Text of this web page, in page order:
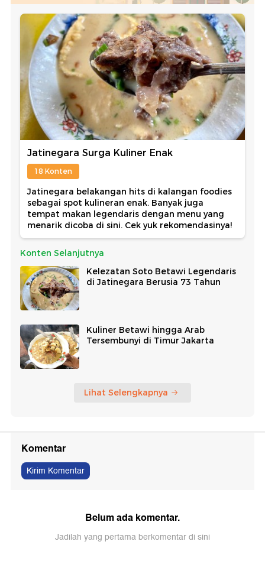
Jatinegara Surga Kuliner Enak
18 Konten
Jatinegara belakangan hits di kalangan foodies
sebagai spot kulineran enak. Banyak juga
tempat makan legendaris dengan menu yang
menarik dicoba di sini. Cek yuk rekomendasinya!
Konten Selanjutnya
Kelezatan Soto Betawi Legendaris
di Jatinegara Berusia 73 Tahun
Kuliner Betawi hingga Arab
Tersembunyi di Timur Jakarta
Lihat Selengkapnya
Komentar
Kirim Komentar
Belum ada komentar.
Jadilah yang pertama berkomentar di sini